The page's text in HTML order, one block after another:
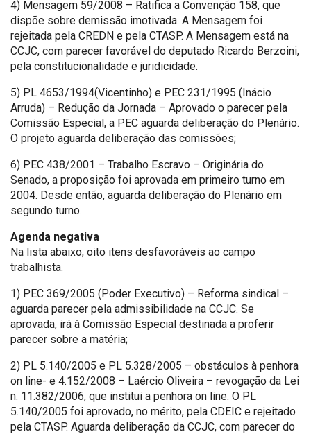
4) Mensagem 59/2008 – Ratifica a Convenção 158, que
dispõe sobre demissão imotivada. A Mensagem foi
rejeitada pela CREDN e pela CTASP. A Mensagem está na
CCJC, com parecer favorável do deputado Ricardo Berzoini,
pela constitucionalidade e juridicidade.
5) PL 4653/1994(Vicentinho) e PEC 231/1995 (Inácio
Arruda) – Redução da Jornada – Aprovado o parecer pela
Comissão Especial, a PEC aguarda deliberação do Plenário.
O projeto aguarda deliberação das comissões;
6) PEC 438/2001 – Trabalho Escravo – Originária do
Senado, a proposição foi aprovada em primeiro turno em
2004. Desde então, aguarda deliberação do Plenário em
segundo turno.
Agenda negativa
Na lista abaixo, oito itens desfavoráveis ao campo
trabalhista.
1) PEC 369/2005 (Poder Executivo) – Reforma sindical –
aguarda parecer pela admissibilidade na CCJC. Se
aprovada, irá à Comissão Especial destinada a proferir
parecer sobre a matéria;
2) PL 5.140/2005 e PL 5.328/2005 – obstáculos à penhora
on line- e 4.152/2008 – Laércio Oliveira – revogação da Lei
n. 11.382/2006, que institui a penhora on line. O PL
5.140/2005 foi aprovado, no mérito, pela CDEIC e rejeitado
pela CTASP. Aguarda deliberação da CCJC, com parecer do